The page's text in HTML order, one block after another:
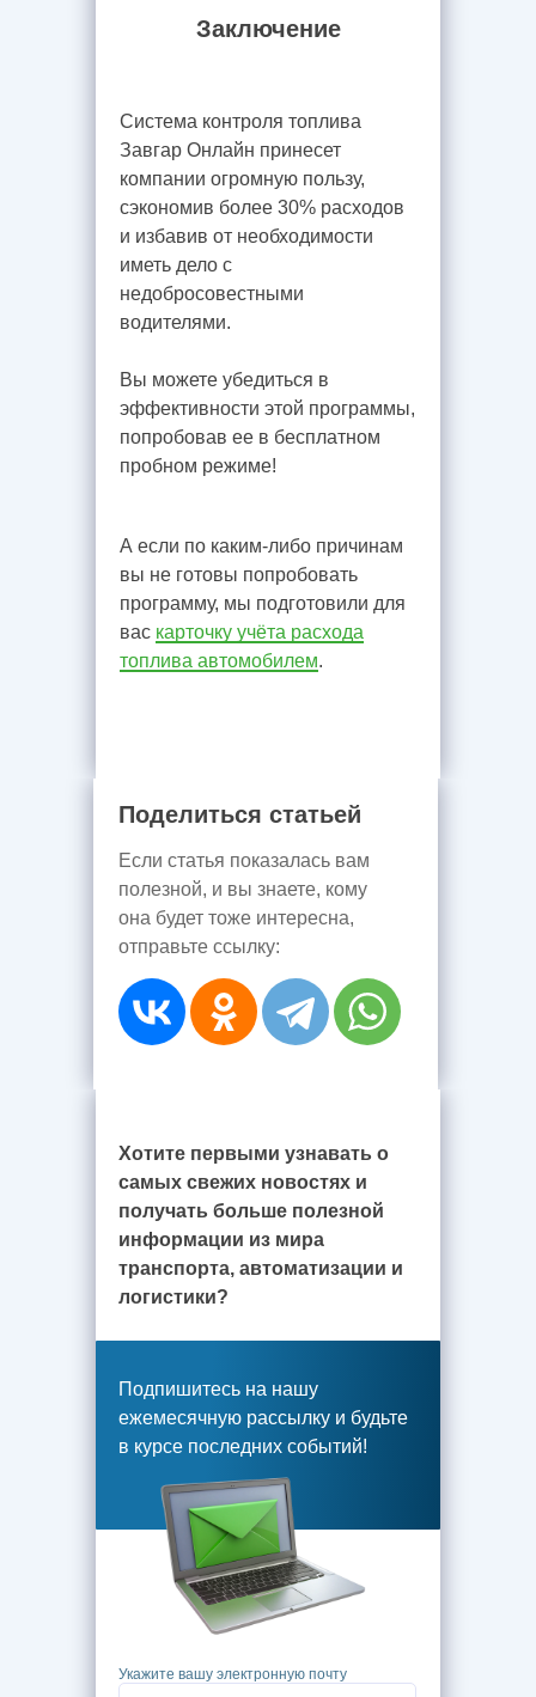
Система контроля топлива
Завгар Онлайн принесет
компании огромную пользу,
сэкономив более 30% расходов
и избавив от необходимости
иметь дело с
недобросовестными
водителями.
Вы можете убедиться в
эффективности этой программы,
попробовав ее в бесплатном
пробном режиме!
Заключение
А если по каким-либо причинам
вы не готовы попробовать
программу, мы подготовили для
вас карточку учёта расхода
топлива автомобилем.
Если статья показалась вам
полезной, и вы знаете, кому
она будет тоже интересна,
отправьте ссылку:
Поделиться статьей
Хотите первыми узнавать о
самых свежих новостях и
получать больше полезной
информации из мира
транспорта, автоматизации и
логистики?
Подпишитесь на нашу
ежемесячную рассылку и будьте
в курсе последних событий!
Укажите вашу электронную почту